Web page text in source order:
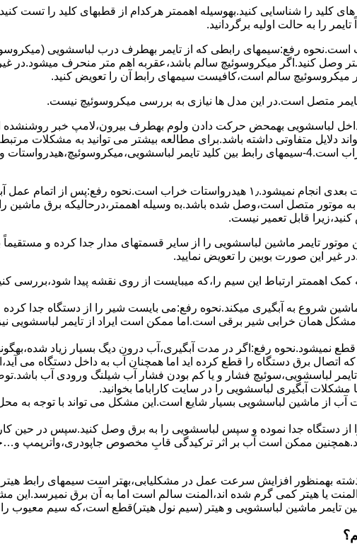
ﻫﺎی ﮐﻠﯿﺪ را ﺷﻨﺎﺳﺎﯾﯽ کنید.بهوسیله اهممتر هرکدام از قطبهای ﮐﻠﯿﺪ را ﺗﺴﺖ
را به حالت اوﻟﯿﻪ برگردانید.
اﺳﺖ.نحوه رفع:سیمهای راﺑﻄﯽ ﮐﻪ از ﺗﺎﯾﻤﺮ بهطرف درب لباسشویی
ﻣﺘﺮ وصل کنید.اﮔﺮ ﻣﯿﮑﺮوﺳﻮﺋﯿﭻ ﺳﺎﻟﻢ ﺑﺎﺷﺪ،ﻋﻘﺮﺑﻪ اهم متر ﻣﻨﺤﺮف میشود.در
ﻣﯿﮑﺮوﺳﻮﺋﯿﭻ ﺳﺎﻟﻢ اﺳﺖ،ﮐﺎﻓﯿﺴﺖ سیمهای راﺑﻄ آن را ﺗﻌﻮﯾﺾ کنید.
ﻣﺘﺼﻞ اﺳﺖ.در اﯾﻦ مدل ها ﻧﯿﺎزی ﺑﻪ بررسی ﻣﯿﮑﺮوﺳﻮﺋﯿﭻ نیست.
آب داخل لباسشویی بهمحض ﺣﺮﮐﺖ دادن وﻟﻮم بهطرف ﺑﯿﺮون،ﻻﻣﭗ ﺧﺒﺮ روشنشده
مشکل ۳:لباسشویی ﻋﻤﻞ آﺑﮕﯿﺮی را ﺑﻪ اﺗﻤﺎم رﺳﺎﻧﺪه،اﻣﺎ ﻋﻤﻠﯿﺎت ﺑﻌﺪی اﻧﺠﺎم نمیشود.۱٫ ﻫﯿﺪرواﺳﺘﺎت ﺧﺮاب
ﮐﻨﺘﺎﮐﺖ ﻣﺸﺘﺮک شماره (۱۱)به (۱۳)،ﮐﻪ ﺑﻪ ﻣﻮﺗﻮر ﻣﺘﺼﻞ اﺳﺖ،وﺻﻞ ﺷﺪه ﺑﺎﺷﺪ.ﺑه وسیله
قابل ﺗﻌﻤﯿﺮ نیست.
اﯾﻦ ﺻﻮرت ﺑﻮﺑﯿﻦ را ﺗﻌﻮﯾﺾ ﻧﻤﺎﯾﯿﺪ.
کمک اهممتر ارﺗﺒﺎط اﯾﻦ ﺳﯿﻢ را،ﮐﻪ میبایست از روی ﻧﻘﺸﻪ ﭘﯿﺪا ﺷﻮد،بررسی
ﺷﺮوع ﺑﻪ آﺑﮕﯿﺮی میکند.نحوه رﻓﻊ:می بایست ﺷﯿﺮ را از دستگاه جدا
مشکل همان خرابی شیر برقی است.اما ممکن است ایراد از تایمر لباسشویی
ﻗﻄﻊ نمیشود.نحوه رﻓﻊ:اﮔﺮ در ﻣﺪت آﺑﮕﯿﺮی،آب درون دﯾﮓ ﺑﺴﯿﺎر زﯾﺎد
برق دستگاه را قطع کرده اید اما همچنان آب به داخل دستگاه می
لباسشویی،سوئیچ فشار و یا کم بودن فشار آب شیلنگ ورودی آب
آبگیری لباسشویی را در سایت کاراباما بخوانید.
آب از ماشین لباسشویی بسیار شایع است.این مشکل می تواند با توجه به
از دستگاه ﺟﺪا ﻧﻤﻮده و ﺳﭙﺲ لباسشویی را ﺑﻪ ﺑﺮق وصل ﮐﻨﯿﺪ.سپس در حین
ﻣﻤﮑﻦ اﺳﺖ آب بر اثر ﺗﺮﮐﯿﺪﮔﯽ قابِ ﻣﺨﺼﻮص ﺟﺎﭘﻮدری،واترپمپ
اﻟﻤﻨﺖ یا هیتر کمی ﮔﺮم ﺷﺪه اند،اﻟﻤﻨﺖ ﺳﺎﻟﻢ است اما ﺑﻪ آن ﺑﺮق
ﺗﺎﯾﻤﺮ ماشین لباسشویی و ﻫﯿﺘﺮ (سیم ﻧﻮل ﻫﯿﺘﺮ)ﻗﻄﻊ اﺳﺖ،ﮐﻪ ﺳﯿﻢ ﻣﻌﯿﻮب را